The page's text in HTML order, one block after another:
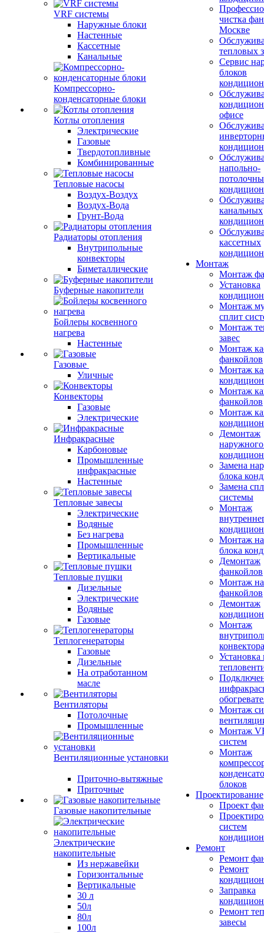
VRF системы
Наружные блоки
Настенные
Кассетные
Канальные
Компрессорно-
конденсаторные блоки
Котлы отопления
Электрические
Газовые
Твердотопливные
Комбинированные
Тепловые насосы
Воздух-Воздух
Воздух-Вода
Грунт-Вода
Радиаторы отопления
Внутрипольные
конвекторы
Биметаллические
Буферные накопители
Бойлеры косвенного
нагрева
Настенные
Газовые
Уличные
Конвекторы
Газовые
Электрические
Инфракрасные
Карбоновые
Промышленные
инфракрасные
Настенные
Тепловые завесы
Электрические
Водяные
Без нагрева
Промышленные
Вертикальные
Тепловые пушки
Дизельные
Электрические
Водяные
Газовые
Теплогенераторы
Газовые
Дизельные
На отработанном
масле
Вентиляторы
Потолочные
Промышленные
Вентиляционные установки
Приточно-вытяжные
Приточные
Газовые накопительные
Электрические
накопительные
Из нержавейки
Горизонтальные
Вертикальные
30 л
50л
80л
100л
чистка
Москве
тепловых
Сервис
блоков
офисе
напольно-
канальных
кассетных
Монтаж
Монтаж
Установка
Монтаж
сплит
Монтаж
завес
Монтаж
фанкойлов
Монтаж
Монтаж
фанкойлов
Монтаж
Демонтаж
Замена
блока
Замена
системы
Монтаж
Монтаж
блока
Демонтаж
фанкойлов
Монтаж
фанкойлов
Демонтаж
Монтаж
конвектора
Установка
Монтаж
Монтаж
систем
Монтаж
блоков
Проектирование
Проект
систем
Ремонт
Ремонт
Ремонт
Заправка
Ремонт
завесы